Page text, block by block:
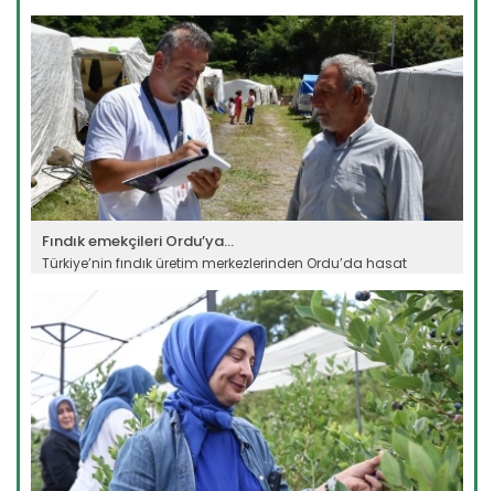
Devamını Oku ->
Fındık emekçileri Ordu’ya...
Türkiye’nin fındık üretim merkezlerinden Ordu’da hasat